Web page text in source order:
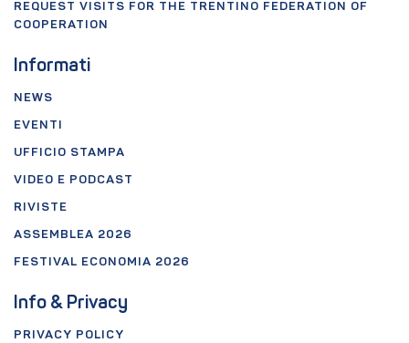
REQUEST VISITS FOR THE TRENTINO FEDERATION OF
COOPERATION
Informati
NEWS
EVENTI
UFFICIO STAMPA
VIDEO E PODCAST
RIVISTE
ASSEMBLEA 2026
FESTIVAL ECONOMIA 2026
Info & Privacy
PRIVACY POLICY